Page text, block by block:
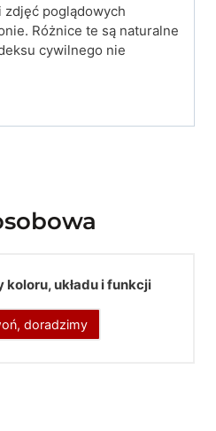
poglądowych
Różnice te są naturalne
cywilnego nie
układu i funkcji
doradzimy